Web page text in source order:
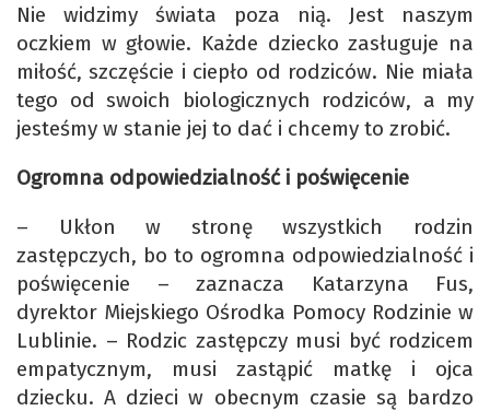
Nie widzimy świata poza nią. Jest naszym
oczkiem w głowie. Każde dziecko zasługuje na
miłość, szczęście i ciepło od rodziców. Nie miała
tego od swoich biologicznych rodziców, a my
jesteśmy w stanie jej to dać i chcemy to zrobić.
Ogromna odpowiedzialność i poświęcenie
– Ukłon w stronę wszystkich rodzin
zastępczych, bo to ogromna odpowiedzialność i
poświęcenie – zaznacza Katarzyna Fus,
dyrektor Miejskiego Ośrodka Pomocy Rodzinie w
Lublinie. – Rodzic zastępczy musi być rodzicem
empatycznym, musi zastąpić matkę i ojca
dziecku. A dzieci w obecnym czasie są bardzo